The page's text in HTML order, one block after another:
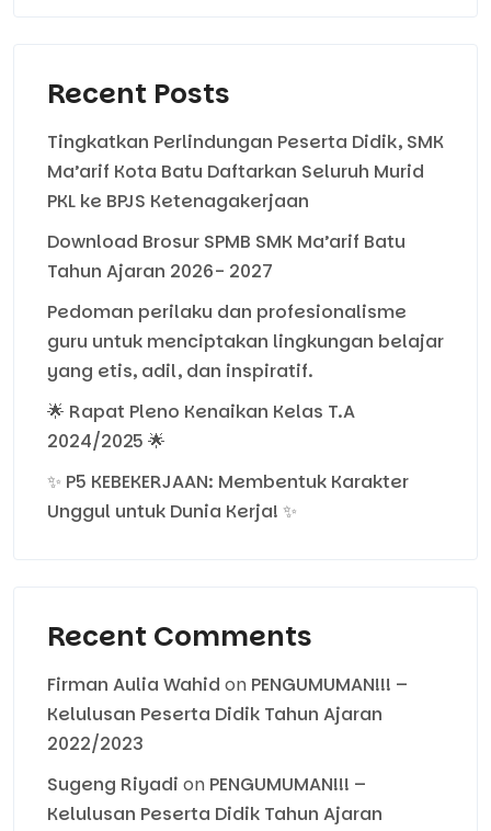
Recent Posts
Tingkatkan Perlindungan Peserta Didik, SMK
Ma’arif Kota Batu Daftarkan Seluruh Murid
PKL ke BPJS Ketenagakerjaan
Download Brosur SPMB SMK Ma’arif Batu
Tahun Ajaran 2026- 2027
Pedoman perilaku dan profesionalisme
guru untuk menciptakan lingkungan belajar
yang etis, adil, dan inspiratif.
🌟 Rapat Pleno Kenaikan Kelas T.A
2024/2025 🌟
✨ P5 KEBEKERJAAN: Membentuk Karakter
Unggul untuk Dunia Kerja! ✨
Recent Comments
Firman Aulia Wahid on PENGUMUMAN!!! –
Kelulusan Peserta Didik Tahun Ajaran
2022/2023
Sugeng Riyadi on PENGUMUMAN!!! –
Kelulusan Peserta Didik Tahun Ajaran